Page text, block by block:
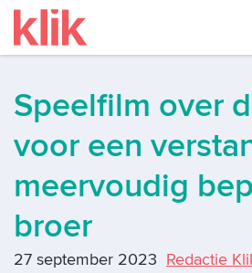
Speelfilm over
voor een
meervoudig
broer
27 september 2023 Redactie